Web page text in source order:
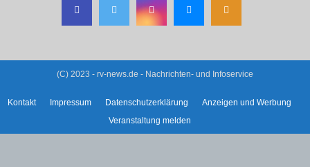
(C) 2023 - rv-news.de - Nachrichten- und Infoservice
Kontakt Impressum Datenschutzerklärung
Anzeigen und Werbung
Veranstaltung melden